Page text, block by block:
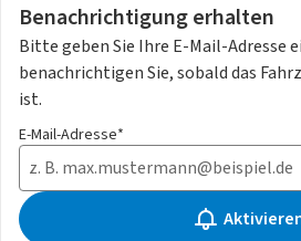
Benachrichtigung erhalten
Bitte geben Sie Ihre E-Mail-Adresse
benachrichtigen Sie, sobald das
ist.
E-Mail-Adresse*